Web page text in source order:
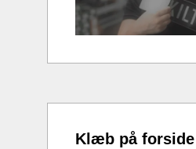
Klæb på forside